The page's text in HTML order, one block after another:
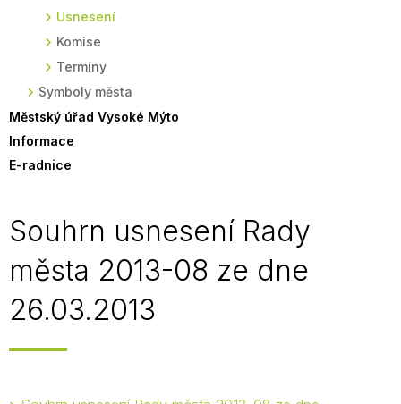
Usnesení
Komise
Termíny
Symboly města
Městský úřad Vysoké Mýto
Informace
E-radnice
Souhrn usnesení Rady
města 2013-08 ze dne
26.03.2013